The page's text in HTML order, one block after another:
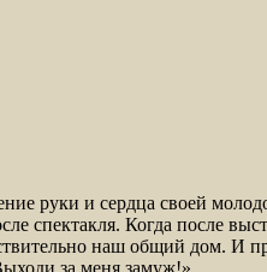
руки и сердца своей
спектакля. Когда после
наш общий дом. И
за меня замуж!».